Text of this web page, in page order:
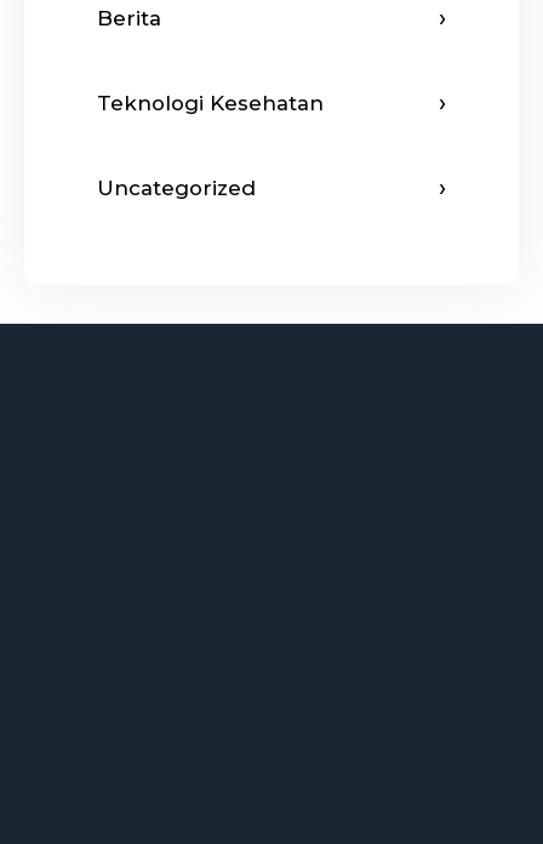
Berita
Teknologi Kesehatan
Uncategorized